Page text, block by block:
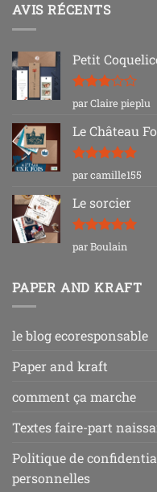
AVIS RÉCENTS
Petit
Note3
sur 5
par Claire pieplu
Le Château
Note5sur
5
par camille155
Le sorcier
Note5sur
5
par Boulain
PAPER AND KRAFT
le blog ecoresponsable
Paper and kraft
comment ça marche
Textes faire-part
Politique de
personnelles